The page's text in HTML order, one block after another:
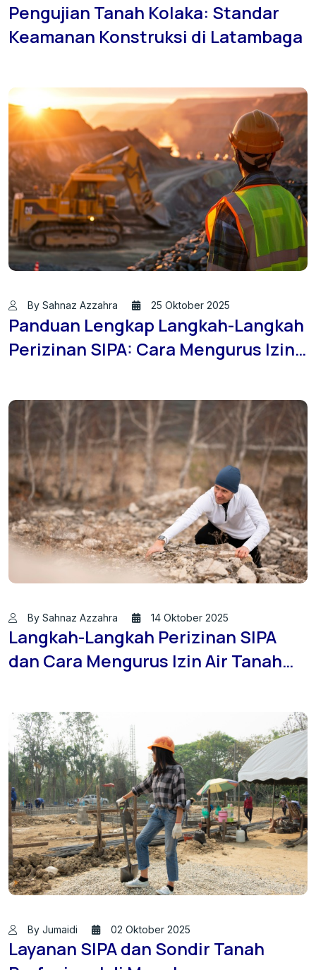
Pengujian Tanah Kolaka: Standar
Keamanan Konstruksi di Latambaga
By Sahnaz Azzahra 25 Oktober 2025
Panduan Lengkap Langkah-Langkah
Perizinan SIPA: Cara Mengurus Izin
By Sahnaz Azzahra 14 Oktober 2025
Langkah-Langkah Perizinan SIPA
dan Cara Mengurus Izin Air Tanah
Lengkap Bersama
JASASONDIRTANAH.ID
By Jumaidi 02 Oktober 2025
Layanan SIPA dan Sondir Tanah